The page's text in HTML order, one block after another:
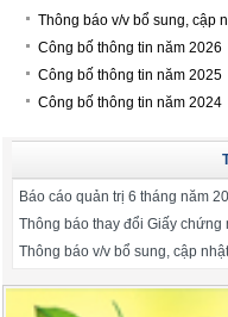
Thông báo v/v bổ sung, cập
Công bố thông tin năm 2026
Công bố thông tin năm 2025
Công bố thông tin năm 2024
Báo cáo quản trị 6 tháng năm
Thông báo thay đổi Giấy
Thông báo v/v bổ sung, cập